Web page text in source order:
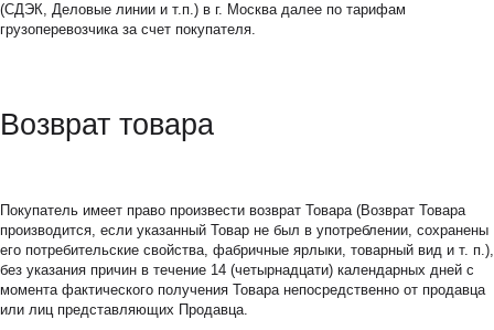
(СДЭК, Деловые линии и т.п.) в г. Москва далее по тарифам
грузоперевозчика за счет покупателя.
Возврат товара
Покупатель имеет право произвести возврат Товара (Возврат Товара
производится, если указанный Товар не был в употреблении, сохранены
его потребительские свойства, фабричные ярлыки, товарный вид и т. п.),
без указания причин в течение 14 (четырнадцати) календарных дней с
момента фактического получения Товара непосредственно от продавца
или лиц представляющих Продавца.